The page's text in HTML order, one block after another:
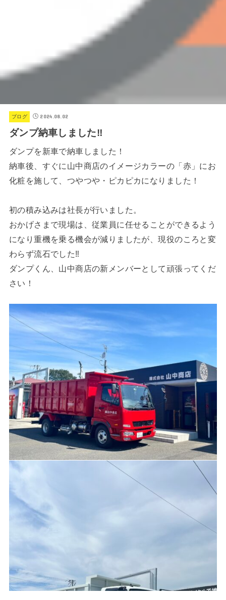
ブログ 2024.08.02
ダンプ納車しました‼
ダンプを新車で納車しました！
納車後、すぐに山中商店のイメージカラーの「赤」にお
化粧を施して、つやつや・ピカピカになりました！
初の積み込みは社長が行いました。
おかげさまで現場は、従業員に任せることができるよう
になり重機を乗る機会が減りましたが、現役のころと変
わらず流石でした‼
ダンプくん、山中商店の新メンバーとして頑張ってくだ
さい！